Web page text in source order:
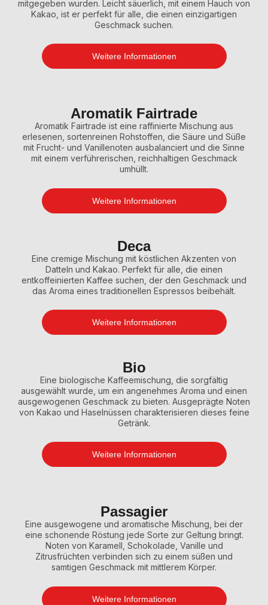
mitgegeben wurden. Leicht säuerlich, mit einem Hauch von
Kakao, ist er perfekt für alle, die einen einzigartigen
Geschmack suchen.
Weitere Informationen
Aromatik Fairtrade
Aromatik Fairtrade ist eine raffinierte Mischung aus
erlesenen, sortenreinen Rohstoffen, die Säure und Süße
mit Frucht- und Vanillenoten ausbalanciert und die Sinne
mit einem verführerischen, reichhaltigen Geschmack
umhüllt.
Weitere Informationen
Deca
Eine cremige Mischung mit köstlichen Akzenten von
Datteln und Kakao. Perfekt für alle, die einen
entkoffeinierten Kaffee suchen, der den Geschmack und
das Aroma eines traditionellen Espressos beibehält.
Weitere Informationen
Bio
Eine biologische Kaffeemischung, die sorgfältig
ausgewählt wurde, um ein angenehmes Aroma und einen
ausgewogenen Geschmack zu bieten. Ausgeprägte Noten
von Kakao und Haselnüssen charakterisieren dieses feine
Getränk.
Weitere Informationen
Passagier
Eine ausgewogene und aromatische Mischung, bei der
eine schonende Röstung jede Sorte zur Geltung bringt.
Noten von Karamell, Schokolade, Vanille und
Zitrusfrüchten verbinden sich zu einem süßen und
samtigen Geschmack mit mittlerem Körper.
Weitere Informationen